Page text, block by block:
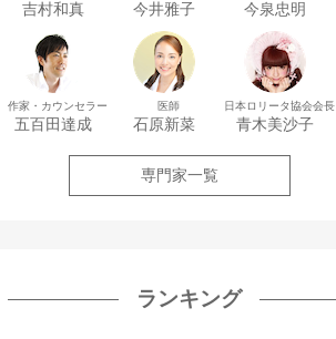
吉村和真 今井雅子 今泉忠明
作家・カウンセラー
五百田達成
医師
石原新菜
日本ロリータ協会会長
青木美沙子
専門家一覧
ランキング